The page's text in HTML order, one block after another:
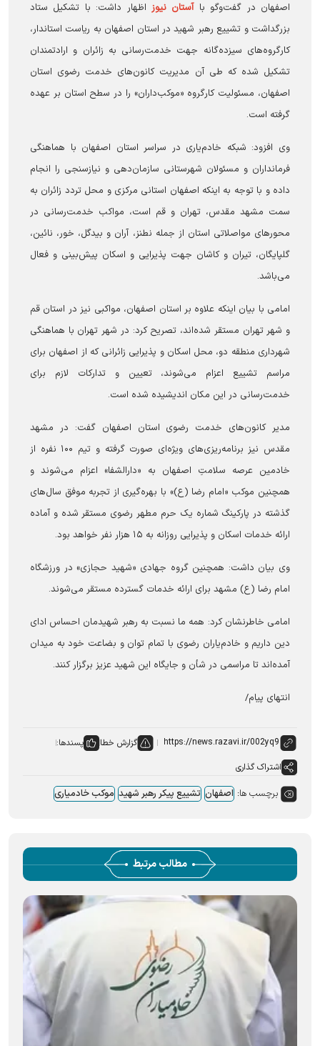
اصفهان در گفت‌و‌گو با آستان نیوز اظهار داشت: با تشکیل ستاد
بزرگداشت و تشییع رهبر شهید در استان اصفهان به ریاست استاندار،
کارگروه‌های سیزده‌گانه جهت خدمت‌رسانی به زائران و ارادتمندان
تشکیل شده که طی آن مدیریت کانون‌های خدمت رضوی استان
اصفهان، مسئولیت کارگروه «موکب‌داران» را در سطح استان بر عهده
گرفته است.
وی افزود: شبکه خادم‌یاری در سراسر استان اصفهان با هماهنگی
فرمانداران و مسئولان شهرستانی سازمان‌دهی و نیازسنجی را انجام
داده و با توجه به اینکه اصفهان استانی مرکزی و محل تردد زائران به
سمت مشهد مقدس، تهران و قم است، مواکب خدمت‌رسانی در
محور‌های مواصلاتی استان از جمله نطنز، آران و بیدگل، خور، نائین،
گلپایگان، تیران و کاشان جهت پذیرایی و اسکان پیش‌بینی و فعال
می‌باشد.
امامی با بیان اینکه علاوه بر استان اصفهان، مواکبی نیز در استان قم
و شهر تهران مستقر شده‌اند، تصریح کرد: در شهر تهران با هماهنگی
شهرداری منطقه دو، محل اسکان و پذیرایی زائرانی که از اصفهان برای
مراسم تشییع اعزام می‌شوند، تعیین و تدارکات لازم برای
خدمت‌رسانی در این مکان اندیشیده شده است.
مدیر کانون‌های خدمت رضوی استان اصفهان گفت: در مشهد
مقدس نیز برنامه‌ریزی‌های ویژه‌ای صورت گرفته و تیم ۱۰۰ نفره از
خادمین عرصه سلامتِ اصفهان به «دارالشفا» اعزام می‌شوند و
همچنین موکب «امام رضا (ع)» با بهره‌گیری از تجربه موفق سال‌های
گذشته در پارکینگ شماره یک حرم مطهر رضوی مستقر شده و آماده
ارائه خدمات اسکان و پذیرایی روزانه به ۱۵ هزار نفر خواهد بود.
وی بیان داشت: همچنین گروه جهادی «شهید حجازی» در ورزشگاه
امام رضا (ع) مشهد برای ارائه خدمات گسترده مستقر می‌شوند.
امامی خاطرنشان کرد: همه ما نسبت به رهبر شهیدمان احساس ادای
دین داریم و خادم‌یاران رضوی با تمام توان و بضاعت خود به میدان
آمده‌اند تا مراسمی در شأن و جایگاه این شهید عزیز برگزار کنند.
انتهای پیام/
گزارش خطا
پسندها:
اشتراک گذاری
برچسب ها: اصفهان تشییع پیکر رهبر شهید موکب خادمیاری
مطالب مرتبط